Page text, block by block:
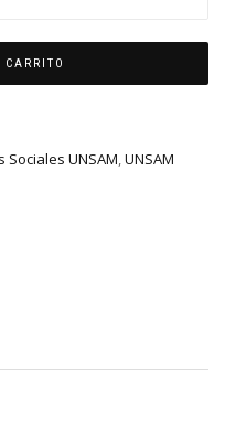
Sociales UNSAM,UNSAM